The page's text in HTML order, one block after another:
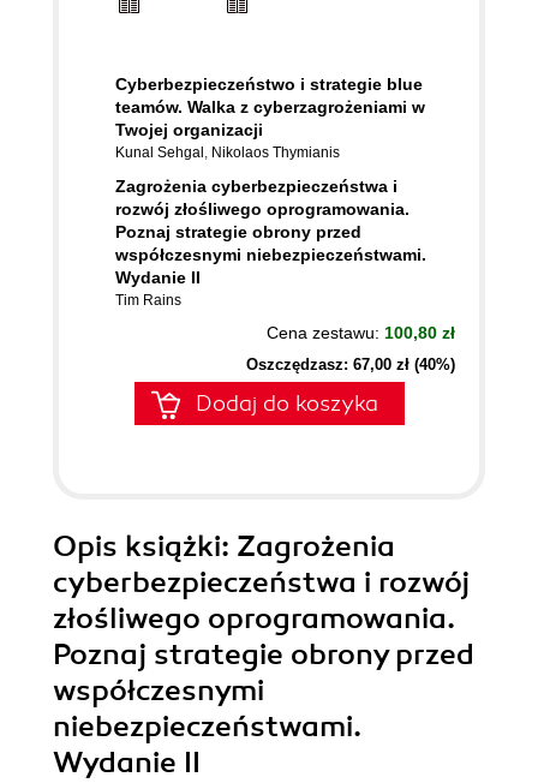
Cyberbezpieczeństwo i strategie blue
teamów. Walka z cyberzagrożeniami w
Twojej organizacji
Kunal Sehgal , Nikolaos Thymianis
Zagrożenia cyberbezpieczeństwa i
rozwój złośliwego oprogramowania.
Poznaj strategie obrony przed
współczesnymi niebezpieczeństwami.
Wydanie II
Tim Rains
Cena zestawu: 100,80 zł
Oszczędzasz: 67,00 zł (40%)
Dodaj do koszyka
Opis książki: Zagrożenia
cyberbezpieczeństwa i rozwój
złośliwego oprogramowania.
Poznaj strategie obrony przed
współczesnymi
niebezpieczeństwami.
Wydanie II